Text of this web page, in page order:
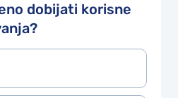
dobijati korisne